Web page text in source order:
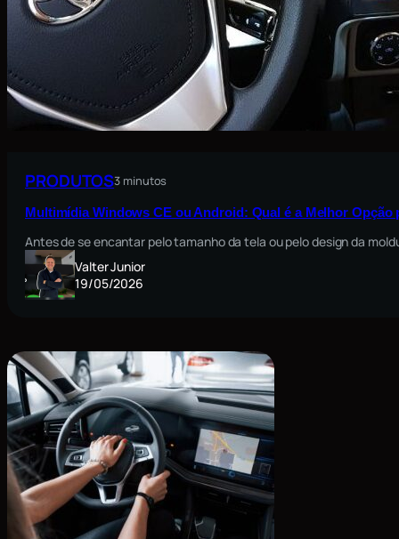
PRODUTOS3 minutos
Multimídia Windows CE ou Android: Qual é a Melhor Opção
Antes de se encantar pelo tamanho da tela ou pelo design da
Valter Junior
19/05/2026